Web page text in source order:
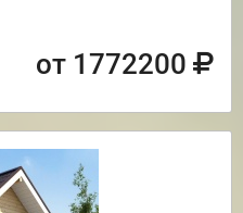
от 1772200